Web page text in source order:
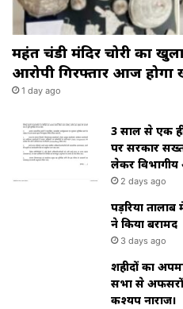
महंत चंडी मंदिर चोरी का
आरोपी गिरफ्तार आज होगा
1 day ago
3 साल से एक
पर सरकार
लेकर विभागीय
2 days ago
पड़रिया
ने किया बरामद
3 days ago
शहीदों का
सभा से अफसरों
कश्यप नाराज।